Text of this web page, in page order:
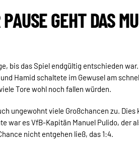
GEHT DAS
bis das Spiel endgültig entschieden
Hamid schaltete im Gewusel am
Tore wohl noch fallen würden.
ungewohnt viele Großchancen zu.
war es VfB-Kapitän Manuel Pulido, der
nicht entgehen ließ, das 1:4.